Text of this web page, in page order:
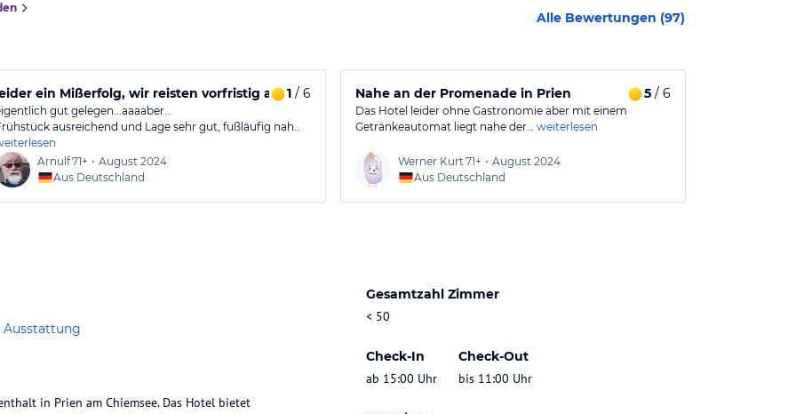
Alle Bewertungen (97)
ein Mißerfolg, wir reisten vorfristig ab 1/ 6
gut gelegen...aaaaber...
ausreichend und Lage sehr gut, fußläufig nah…
Arnulf71+ • August 2024
Aus Deutschland
Nahe an der Promenade in Prien 5/ 6
Das Hotel leider ohne Gastronomie aber mit einem
Getränkeautomat liegt nahe der… weiterlesen
Werner Kurt71+ • August 2024
Aus Deutschland
Ausstattung
Gesamtzahl Zimmer
< 50
Check-In
ab 15:00 Uhr
Check-Out
bis 11:00 Uhr
in Prien am Chiemsee. Das Hotel bietet